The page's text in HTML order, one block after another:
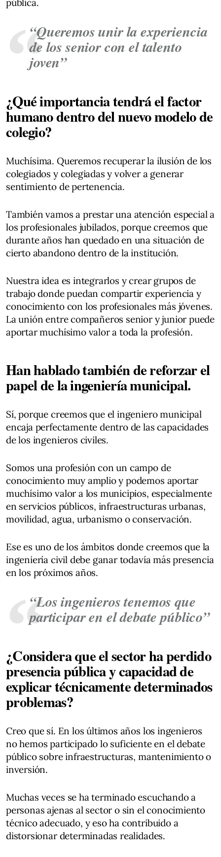
pública.
“Queremos unir la experiencia
de los senior con el talento
joven”
¿Qué importancia tendrá el factor
humano dentro del nuevo modelo de
colegio?
Muchísima. Queremos recuperar la ilusión de los
colegiados y colegiadas y volver a generar
sentimiento de pertenencia.
También vamos a prestar una atención especial a
los profesionales jubilados, porque creemos que
durante años han quedado en una situación de
cierto abandono dentro de la institución.
Nuestra idea es integrarlos y crear grupos de
trabajo donde puedan compartir experiencia y
conocimiento con los profesionales más jóvenes.
La unión entre compañeros senior y junior puede
aportar muchísimo valor a toda la profesión.
Han hablado también de reforzar el
papel de la ingeniería municipal.
Sí, porque creemos que el ingeniero municipal
encaja perfectamente dentro de las capacidades
de los ingenieros civiles.
Somos una profesión con un campo de
conocimiento muy amplio y podemos aportar
muchísimo valor a los municipios, especialmente
en servicios públicos, infraestructuras urbanas,
movilidad, agua, urbanismo o conservación.
Ese es uno de los ámbitos donde creemos que la
ingeniería civil debe ganar todavía más presencia
en los próximos años.
“Los ingenieros tenemos que
participar en el debate público”
¿Considera que el sector ha perdido
presencia pública y capacidad de
explicar técnicamente determinados
problemas?
Creo que sí. En los últimos años los ingenieros
no hemos participado lo suficiente en el debate
público sobre infraestructuras, mantenimiento o
inversión.
Muchas veces se ha terminado escuchando a
personas ajenas al sector o sin el conocimiento
técnico adecuado, y eso ha contribuido a
distorsionar determinadas realidades.